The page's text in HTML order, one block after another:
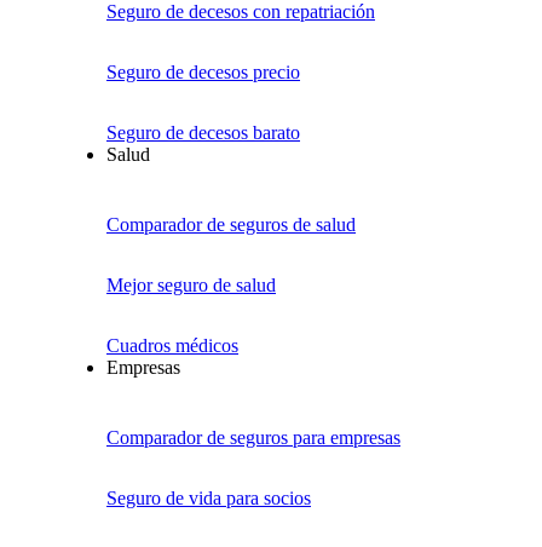
Seguro de decesos con repatriación
Seguro de decesos precio
Seguro de decesos barato
Salud
Comparador de seguros de salud
Mejor seguro de salud
Cuadros médicos
Empresas
Comparador de seguros para empresas
Seguro de vida para socios